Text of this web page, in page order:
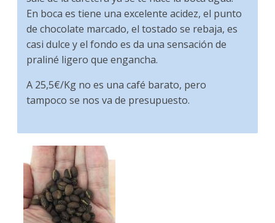
En boca es tiene una excelente acidez, el punto
de chocolate marcado, el tostado se rebaja, es
casi dulce y el fondo es da una sensación de
praliné ligero que engancha.
A 25,5€/Kg no es una café barato, pero
tampoco se nos va de presupuesto.